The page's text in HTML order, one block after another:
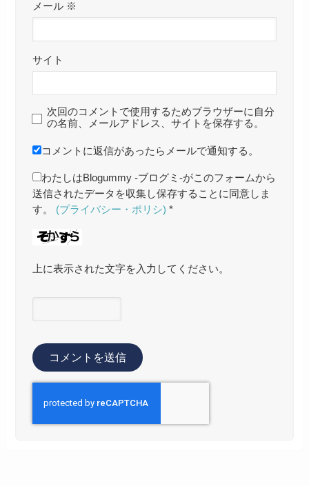
メール ※
サイト
次回のコメントで使用するためブラウザーに自分
の名前、メールアドレス、サイトを保存する。
コメントに返信があったらメールで通知する。
わたしはBlogummy -ブログミ-がこのフォームから
送信されたデータを収集し保存することに同意しま
す。 (プライバシー・ポリシ) *
上に表示された文字を入力してください。